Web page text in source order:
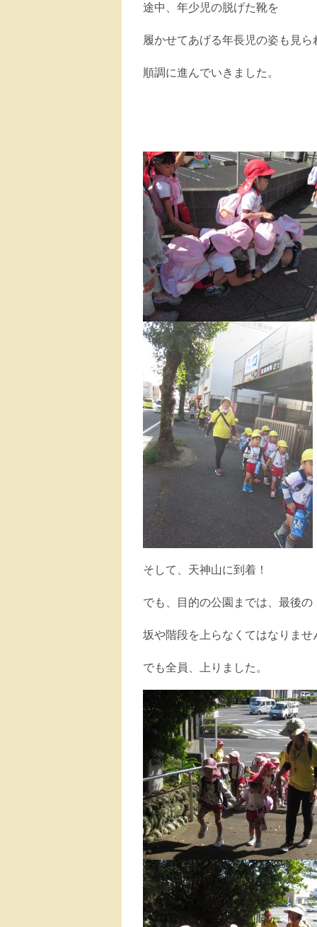
途中、年少児の脱げた靴を
履かせてあげる年長児の姿も見ら
順調に進んでいきました。
そして、天神山に到着！
でも、目的の公園までは、最後の
坂や階段を上らなくてはなりませ
でも全員、上りました。